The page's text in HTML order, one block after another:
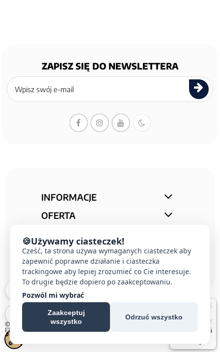
ZAPISZ SIĘ DO NEWSLETTERA
Zapisz
się
newslettera
INFORMACJE
OFERTA
KONTAKT
© 2026 E-DOMUS |Kontakt Simon
Electric|
| All rights reserved
🍪Używamy ciasteczek!
Cześć, ta strona używa wymaganych ciasteczek aby
zapewnić poprawne działanie i ciasteczka
trackingowe aby lepiej zrozumieć co Cie interesuje.
To drugie będzie dopiero po zaakceptowaniu.
Pozwól mi wybrać
Zaakceptuj
wszystko
Odrzuć wszystko